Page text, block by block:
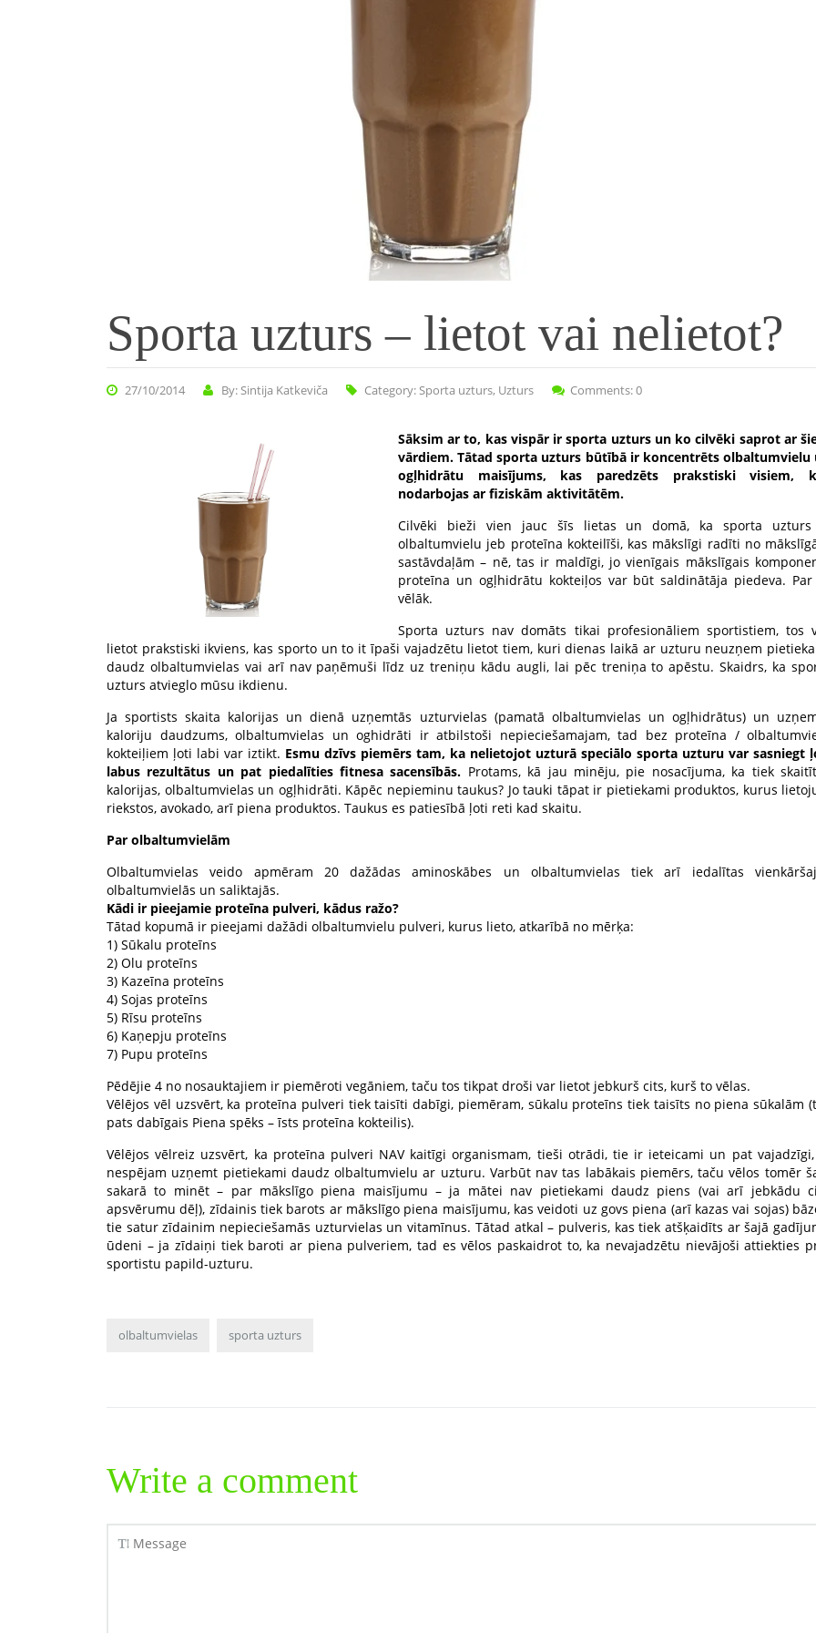
Sporta uzturs – lietot vai nelietot?
27/10/2014 By: Sintija Katkeviča Category:Sporta uzturs, Uzturs Comments: 0
Sāksim ar to, kas vispār ir sporta uzturs un ko cilvēki saprot ar
vārdiem. Tātad sporta uzturs būtībā ir koncentrēts olbaltumvielu
ogļhidrātu maisījums, kas paredzēts prakstiski visiem,
nodarbojas ar fiziskām aktivitātēm.
Cilvēki bieži vien jauc šīs lietas un domā, ka sporta
olbaltumvielu jeb proteīna kokteilīši, kas mākslīgi radīti no
sastāvdaļām – nē, tas ir maldīgi, jo vienīgais mākslīgais
proteīna un ogļhidrātu kokteiļos var būt saldinātāja piedeva.
vēlāk.
Sporta uzturs nav domāts tikai profesionāliem sportistiem, tos
lietot prakstiski ikviens, kas sporto un to it īpaši vajadzētu lietot tiem, kuri dienas laikā ar uzturu neuzņem
daudz olbaltumvielas vai arī nav paņēmuši līdz uz treniņu kādu augli, lai pēc treniņa to apēstu. Skaidrs, ka
uzturs atvieglo mūsu ikdienu.
Ja sportists skaita kalorijas un dienā uzņemtās uzturvielas (pamatā olbaltumvielas un ogļhidrātus) un
kaloriju daudzums, olbaltumvielas un oghidrāti ir atbilstoši nepieciešamajam, tad bez proteīna /
kokteiļiem ļoti labi var iztikt. Esmu dzīvs piemērs tam, ka nelietojot uzturā speciālo sporta uzturu var sasniegt
labus rezultātus un pat piedalīties fitnesa sacensībās. Protams, kā jau minēju, pie nosacījuma, ka tiek
kalorijas, olbaltumvielas un ogļhidrāti. Kāpēc nepieminu taukus? Jo tauki tāpat ir pietiekami produktos, kurus
riekstos, avokado, arī piena produktos. Taukus es patiesībā ļoti reti kad skaitu.
Par olbaltumvielām
Olbaltumvielas veido apmēram 20 dažādas aminoskābes un olbaltumvielas tiek arī iedalītas
olbaltumvielās un saliktajās.
Kādi ir pieejamie proteīna pulveri, kādus ražo?
Tātad kopumā ir pieejami dažādi olbaltumvielu pulveri, kurus lieto, atkarībā no mērķa:
1) Sūkalu proteīns
2) Olu proteīns
3) Kazeīna proteīns
4) Sojas proteīns
5) Rīsu proteīns
6) Kaņepju proteīns
7) Pupu proteīns
Pēdējie 4 no nosauktajiem ir piemēroti vegāniem, taču tos tikpat droši var lietot jebkurš cits, kurš to vēlas.
Vēlējos vēl uzsvērt, ka proteīna pulveri tiek taisīti dabīgi, piemēram, sūkalu proteīns tiek taisīts no piena sūkalām
pats dabīgais Piena spēks – īsts proteīna kokteilis).
Vēlējos vēlreiz uzsvērt, ka proteīna pulveri NAV kaitīgi organismam, tieši otrādi, tie ir ieteicami un pat
nespējam uzņemt pietiekami daudz olbaltumvielu ar uzturu. Varbūt nav tas labākais piemērs, taču vēlos tomēr
sakarā to minēt – par mākslīgo piena maisījumu – ja mātei nav pietiekami daudz piens (vai arī jebkādu
apsvērumu dēļ), zīdainis tiek barots ar mākslīgo piena maisījumu, kas veidoti uz govs piena (arī kazas vai sojas)
tie satur zīdainim nepieciešamās uzturvielas un vitamīnus. Tātad atkal – pulveris, kas tiek atšķaidīts ar šajā
ūdeni – ja zīdaiņi tiek baroti ar piena pulveriem, tad es vēlos paskaidrot to, ka nevajadzētu nievājoši attiekties
sportistu papild-uzturu.
olbaltumvielas sporta uzturs
Write a comment